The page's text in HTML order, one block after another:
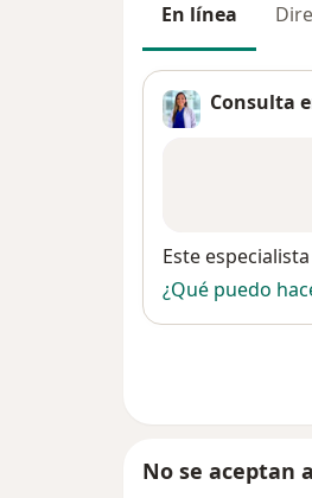
En línea
Consulta
Disponibilidad
Este
¿Qué puedo
No se aceptan